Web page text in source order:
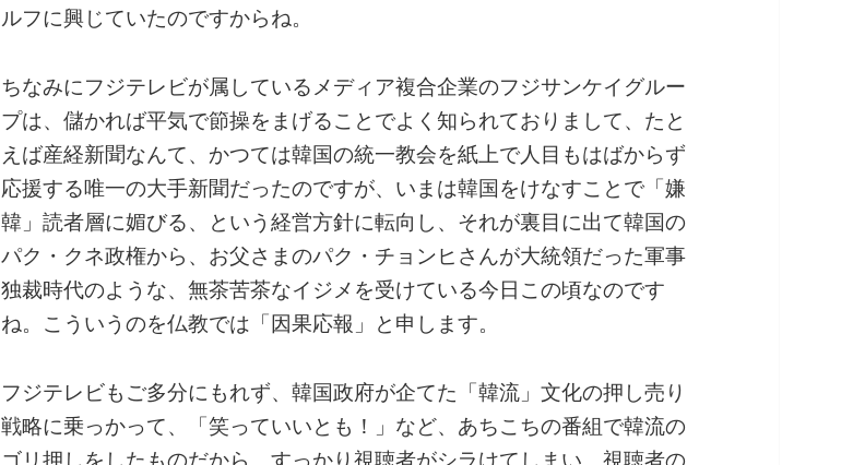
ルフに興じていたのですからね。
ちなみにフジテレビが属しているメディア複合企業のフジサンケイグルー
プは、儲かれば平気で節操をまげることでよく知られておりまして、たと
えば産経新聞なんて、かつては韓国の統一教会を紙上で人目もはばからず
応援する唯一の大手新聞だったのですが、いまは韓国をけなすことで「嫌
韓」読者層に媚びる、という経営方針に転向し、それが裏目に出て韓国の
パク・クネ政権から、お父さまのパク・チョンヒさんが大統領だった軍事
独裁時代のような、無茶苦茶なイジメを受けている今日この頃なのです
ね。こういうのを仏教では「因果応報」と申します。
フジテレビもご多分にもれず、韓国政府が企てた「韓流」文化の押し売り
戦略に乗っかって、「笑っていいとも！」など、あちこちの番組で韓流の